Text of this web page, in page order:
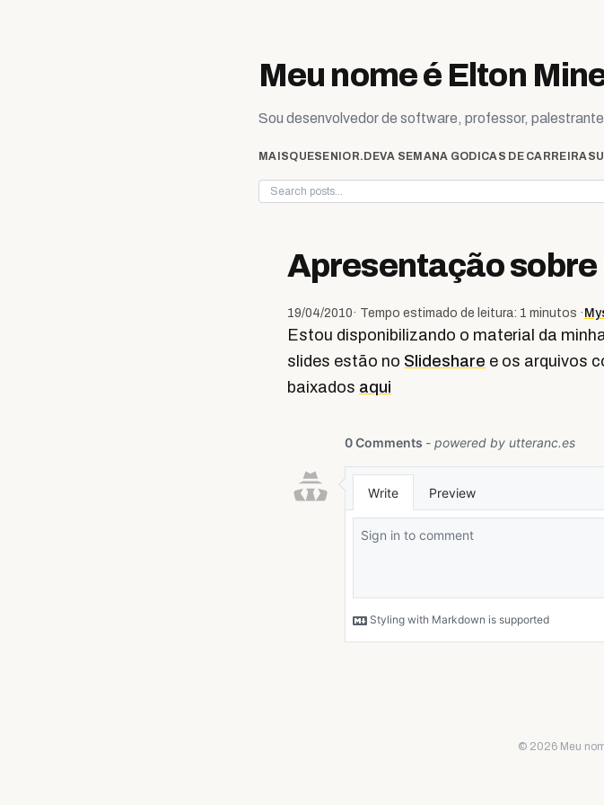
Meu nome é Elton
Sou desenvolvedor de software, professor,
MAISQUESENIOR.DEVA SEMANA GODICAS DE CARREIRA
Apresentação sobre
19/04/2010· Tempo estimado de leitura: 1 minutos ·
Estou disponibilizando o material da
slides estão no Slideshare e os arquivos
baixados aqui
© 2026 Meu